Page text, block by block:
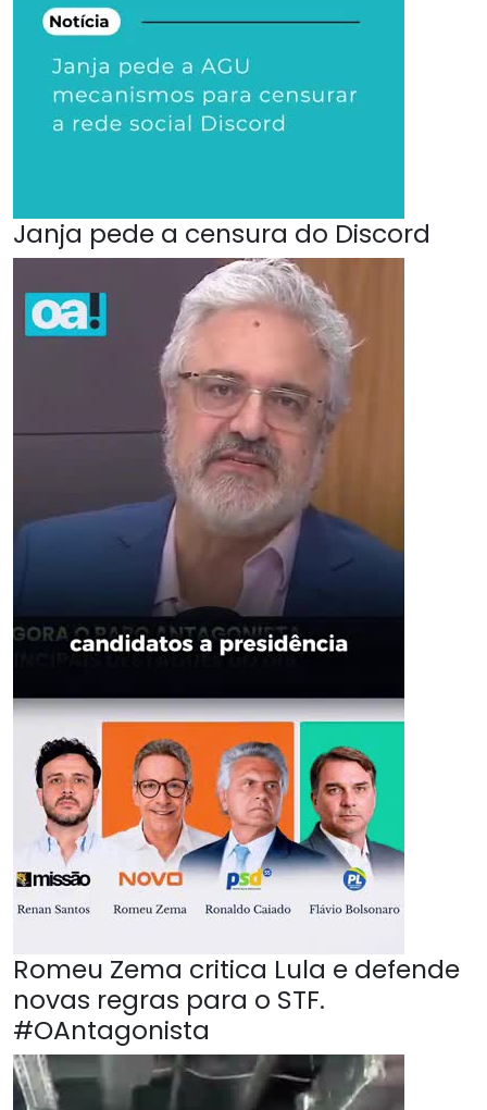
Janja pede a censura do Discord
Romeu Zema critica Lula e defende
novas regras para o STF.
#OAntagonista